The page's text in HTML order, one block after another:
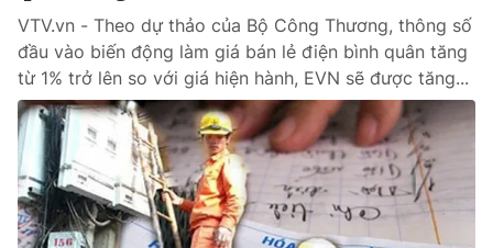
Liên hệ tòa soạn English
THỜI BÁO VTV
Theo dõi báo trên
VTV.vn - Theo dự thảo của Bộ Công Thương, thông số
đầu vào biến động làm giá bán lẻ điện bình quân tăng
từ 1% trở lên so với giá hiện hành, EVN sẽ được tăng...